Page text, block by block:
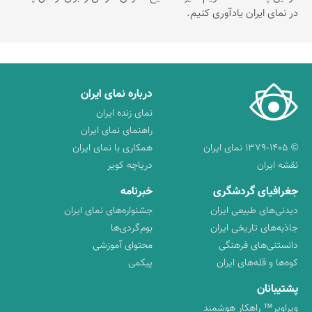
در نمای ایران یادآوری کنیم.
© ۱۳۷۹-۱۴۰۵ نمای ایران
نقشه ایران
درباره نمای ایران
نمای زنده ایران
راهنمای نمای ایران
همکاری با نمای ایران
دریاچه کویر
جغرافیای گردشگری
دیدنی‌های طبیعی ایران
جاذبه‌های تاریخی ایران
دانستنی‌های فرهنگی
کوه‌ها و قله‌های ایران
خبرنامه
جشنواره‌های نمای ایران
بوم‌گردی‌ها
محتوای آموزشی
پیکمی
پشتیبانان
ویراویر™ راهکار هوشمند